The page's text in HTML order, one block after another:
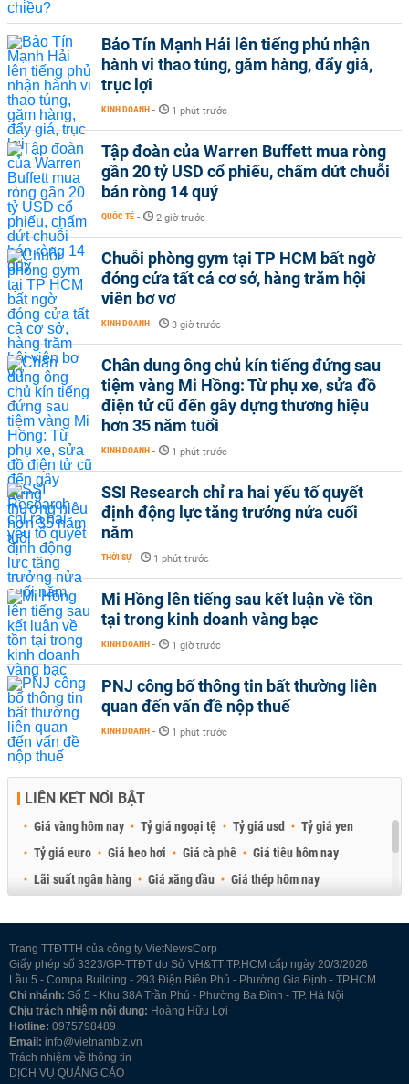
Bảo Tín Mạnh Hải lên tiếng phủ nhận
hành vi thao túng, găm hàng, đẩy giá,
trục lợi
KINH DOANH - 1 phút trước
Tập đoàn của Warren Buffett mua ròng
gần 20 tỷ USD cổ phiếu, chấm dứt chuỗi
bán ròng 14 quý
QUỐC TẾ - 2 giờ trước
Chuỗi phòng gym tại TP HCM bất ngờ
đóng cửa tất cả cơ sở, hàng trăm hội
viên bơ vơ
KINH DOANH - 3 giờ trước
Chân dung ông chủ kín tiếng đứng sau
tiệm vàng Mi Hồng: Từ phụ xe, sửa đồ
điện tử cũ đến gây dựng thương hiệu
hơn 35 năm tuổi
KINH DOANH - 1 phút trước
SSI Research chỉ ra hai yếu tố quyết
định động lực tăng trưởng nửa cuối
năm
THỜI SỰ - 1 phút trước
Mi Hồng lên tiếng sau kết luận về tồn
tại trong kinh doanh vàng bạc
KINH DOANH - 1 giờ trước
PNJ công bố thông tin bất thường liên
quan đến vấn đề nộp thuế
KINH DOANH - 1 phút trước
LIÊN KẾT NỔI BẬT
Giá vàng hôm nay Tỷ giá ngoại tệ Tỷ giá usd
Tỷ giá yen
Tỷ giá euro
Giá heo hơi Giá cà phê
Giá tiêu hôm nay
Lãi suất ngân hàng
Giá xăng dầu
Giá thép hôm nay
Trang TTĐTTH của công ty VietNewsCorp
Giấy phép số 3323/GP-TTĐT do Sở VH&TT TP.HCM cấp ngày 20/3/2026
Lầu 5 - Compa Building - 293 Điện Biên Phủ - Phường Gia Định - TP.HCM
Chi nhánh: Số 5 - Khu 38A Trần Phú - Phường Ba Đình - TP. Hà Nội
Chịu trách nhiệm nội dung: Hoàng Hữu Lợi
Hotline: 0975798489
Email: info@vietnambiz.vn
Trách nhiệm về thông tin
DỊCH VỤ QUẢNG CÁO